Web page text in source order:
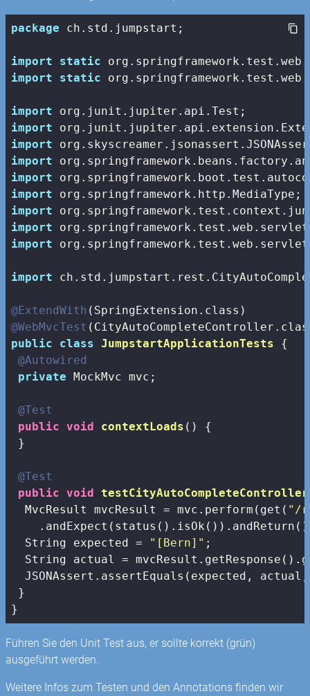
package ch.std.jumpstart;
import
static
import
static
import
import
import
import
import
import
import
import
import
import
@ExtendWith
@WebMvcTest
public
class JumpstartApplicationTests
{
@Autowired
private MockMvc mvc;
@Test
public void contextLoads ()
{
}
@Test
public void testCityAutoCompleteController
  MvcResult mvcResult = mvc.perform(get(
"/
  String expected =
"[Bern]" ;
String actual =
JSONAssert.assertEquals(expected,
}
}
Führen Sie den Unit Test aus, er sollte korrekt (grün)
ausgeführt werden.
Weitere Infos zum Testen und den Annotations finden wir